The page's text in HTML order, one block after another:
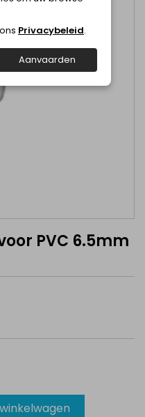
PVC 6.5mm
Privacybeleid.
Aanvaarden